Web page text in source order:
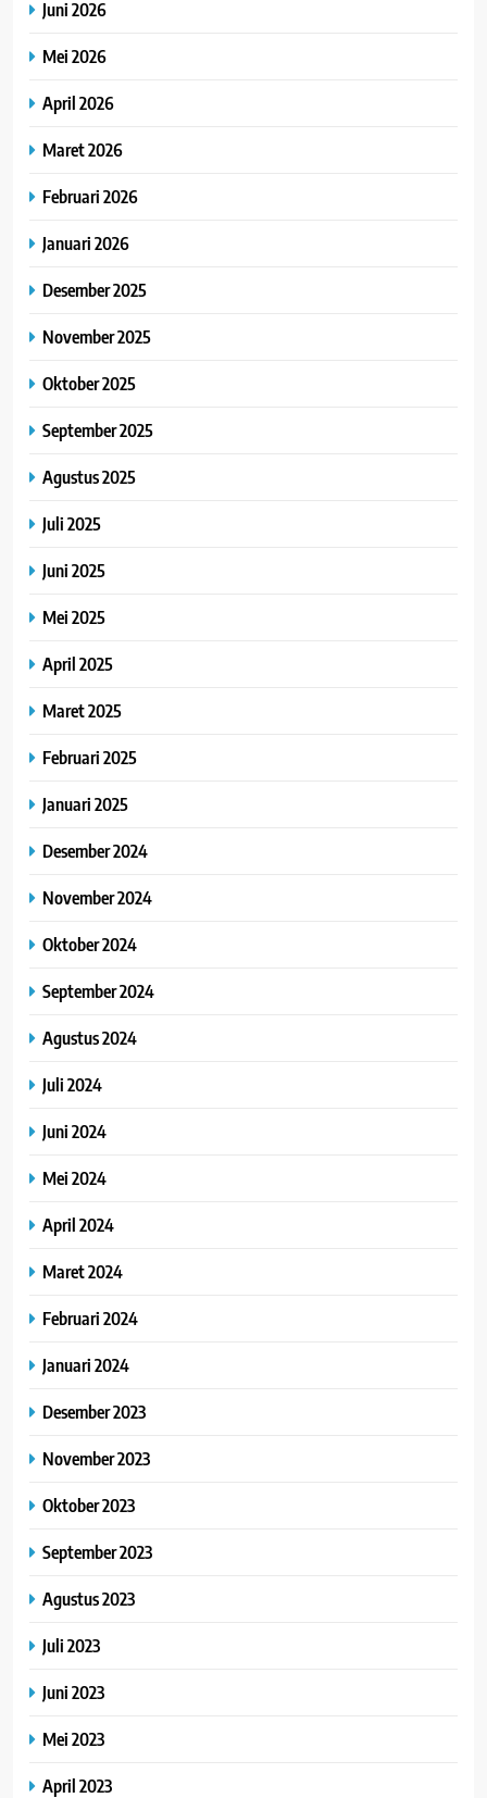
Juni 2026
Mei 2026
April 2026
Maret 2026
Februari 2026
Januari 2026
Desember 2025
November 2025
Oktober 2025
September 2025
Agustus 2025
Juli 2025
Juni 2025
Mei 2025
April 2025
Maret 2025
Februari 2025
Januari 2025
Desember 2024
November 2024
Oktober 2024
September 2024
Agustus 2024
Juli 2024
Juni 2024
Mei 2024
April 2024
Maret 2024
Februari 2024
Januari 2024
Desember 2023
November 2023
Oktober 2023
September 2023
Agustus 2023
Juli 2023
Juni 2023
Mei 2023
April 2023